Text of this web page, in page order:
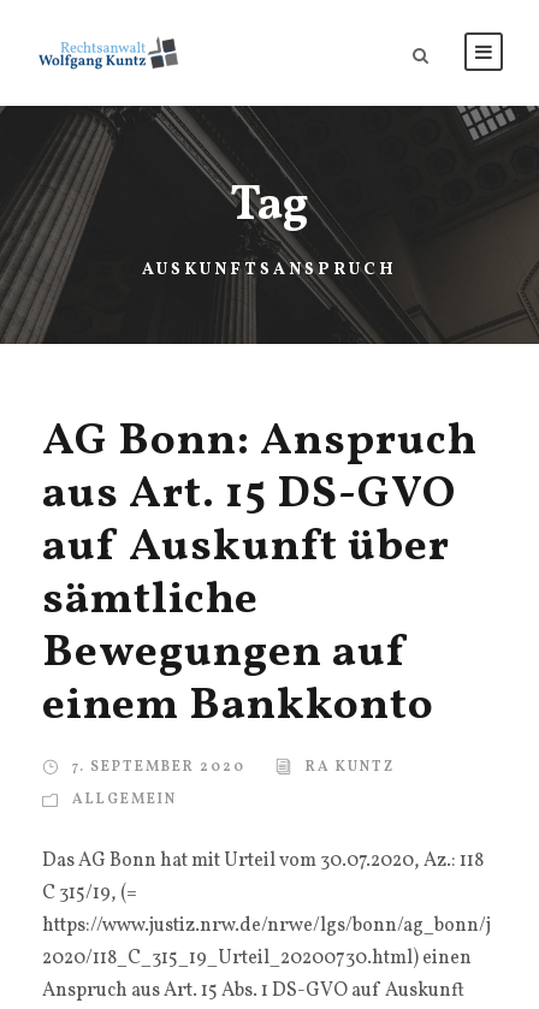
Tag
AUSKUNFTSANSPRUCH
AG Bonn: Anspruch
aus Art. 15 DS-GVO
auf Auskunft über
sämtliche
Bewegungen auf
einem Bankkonto
7. SEPTEMBER 2020
RA KUNTZ
ALLGEMEIN
Das AG Bonn hat mit Urteil vom 30.07.2020, Az.: 118
C 315/19, (=
https://www.justiz.nrw.de/nrwe/lgs/bonn/ag_bonn/j
2020/118_C_315_19_Urteil_20200730.html) einen
Anspruch aus Art. 15 Abs. 1 DS-GVO auf Auskunft